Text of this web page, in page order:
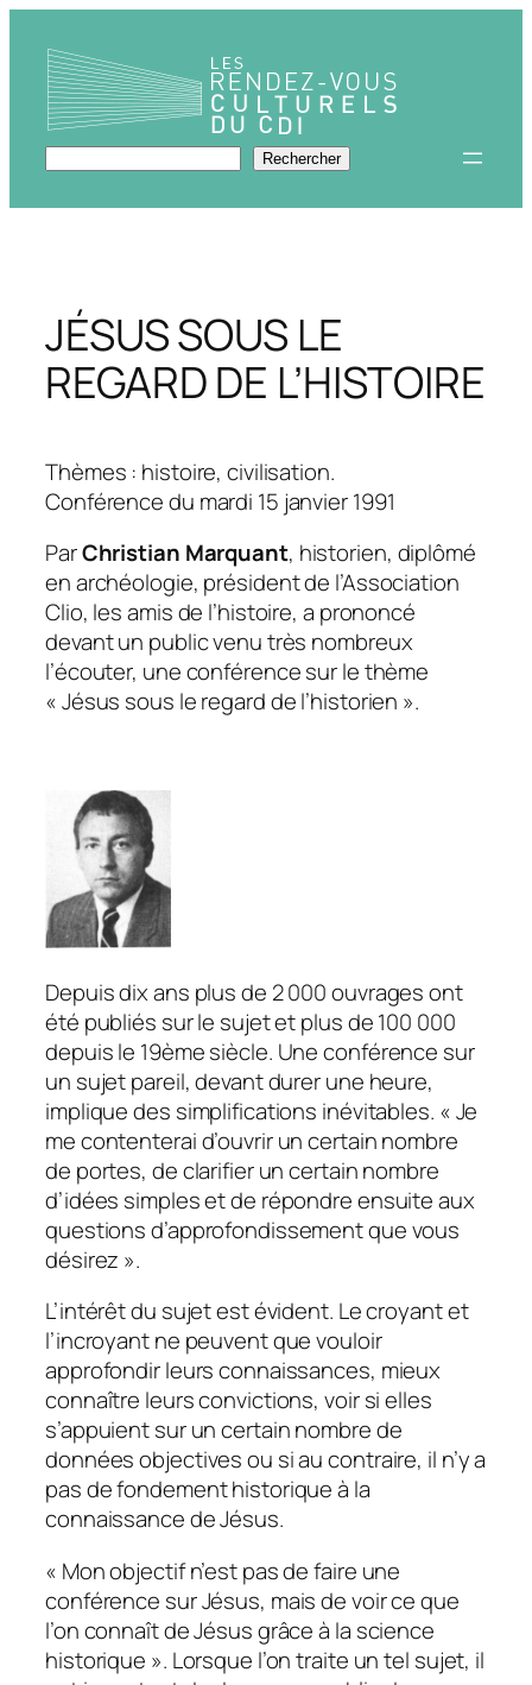
contenu
Rechercher Rechercher
JÉSUS SOUS LE
REGARD DE L’HISTOIRE
Thèmes : histoire, civilisation.
Conférence du mardi 15 janvier 1991
ParChristian Marquant, historien, diplômé
en archéologie, président de l’Association
Clio, les amis de l’histoire, a prononcé
devant un public venu très nombreux
l’écouter, une conférence sur le thème
« Jésus sous le regard de l’historien ».
Depuis dix ans plus de 2 000 ouvrages ont
été publiés sur le sujet et plus de 100 000
depuis le 19ème siècle. Une conférence sur
un sujet pareil, devant durer une heure,
implique des simplifications inévitables. « Je
me contenterai d’ouvrir un certain nombre
de portes, de clarifier un certain nombre
d’idées simples et de répondre ensuite aux
questions d’approfondissement que vous
désirez ».
L’intérêt du sujet est évident. Le croyant et
l’incroyant ne peuvent que vouloir
approfondir leurs connaissances, mieux
connaître leurs convictions, voir si elles
s’appuient sur un certain nombre de
données objectives ou si au contraire, il n’y a
pas de fondement historique à la
connaissance de Jésus.
« Mon objectif n’est pas de faire une
conférence sur Jésus, mais de voir ce que
l’on connaît de Jésus grâce à la science
historique ». Lorsque l’on traite un tel sujet, il